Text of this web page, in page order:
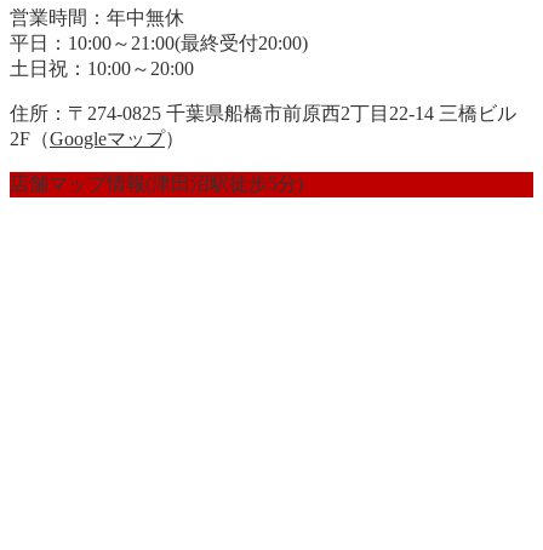
営業時間：年中無休
平日：10:00～21:00(最終受付20:00)
土日祝：10:00～20:00
住所：〒274-0825 千葉県船橋市前原西2丁目22-14 三橋ビル
2F（Googleマップ）
店舗マップ情報(津田沼駅徒歩5分)